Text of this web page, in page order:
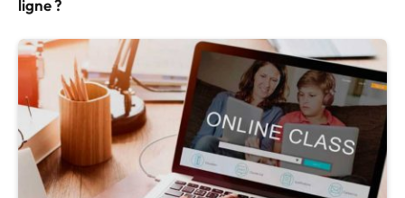
ligne ?